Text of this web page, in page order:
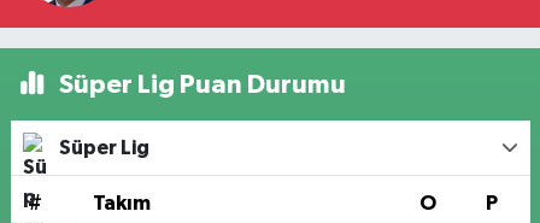
Süper Lig Puan Durumu
Süper Lig
# Takım O P